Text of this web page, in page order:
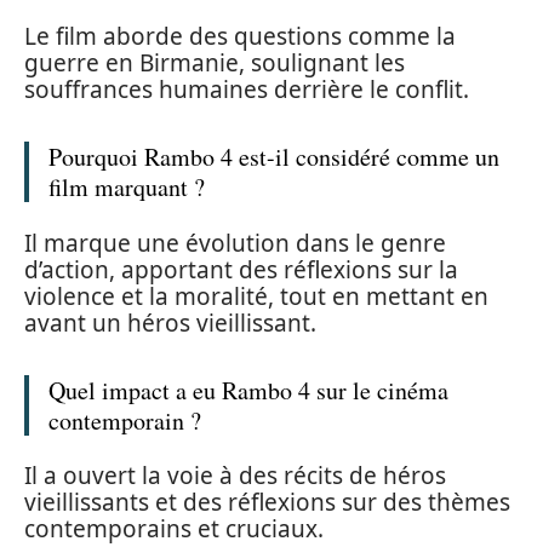
Le film aborde des questions comme la
guerre en Birmanie, soulignant les
souffrances humaines derrière le conflit.
Pourquoi Rambo 4 est-il considéré comme un
film marquant ?
Il marque une évolution dans le genre
d’action, apportant des réflexions sur la
violence et la moralité, tout en mettant en
avant un héros vieillissant.
Quel impact a eu Rambo 4 sur le cinéma
contemporain ?
Il a ouvert la voie à des récits de héros
vieillissants et des réflexions sur des thèmes
contemporains et cruciaux.